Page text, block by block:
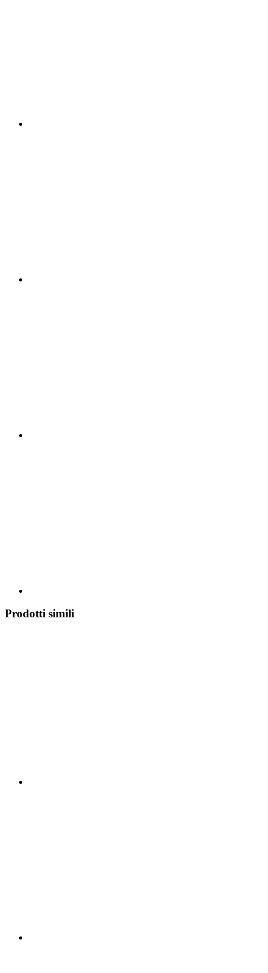
Prodotti simili